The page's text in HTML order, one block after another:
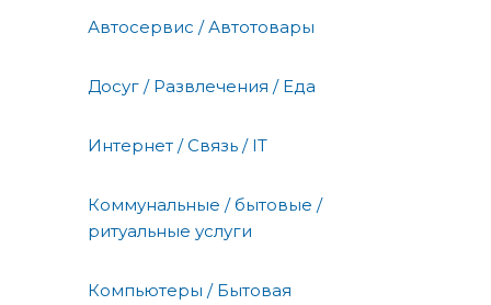
Автосервис / Автотовары
Досуг / Развлечения / Еда
Интернет / Связь / IT
Коммунальные / бытовые /
ритуальные услуги
Компьютеры / Бытовая